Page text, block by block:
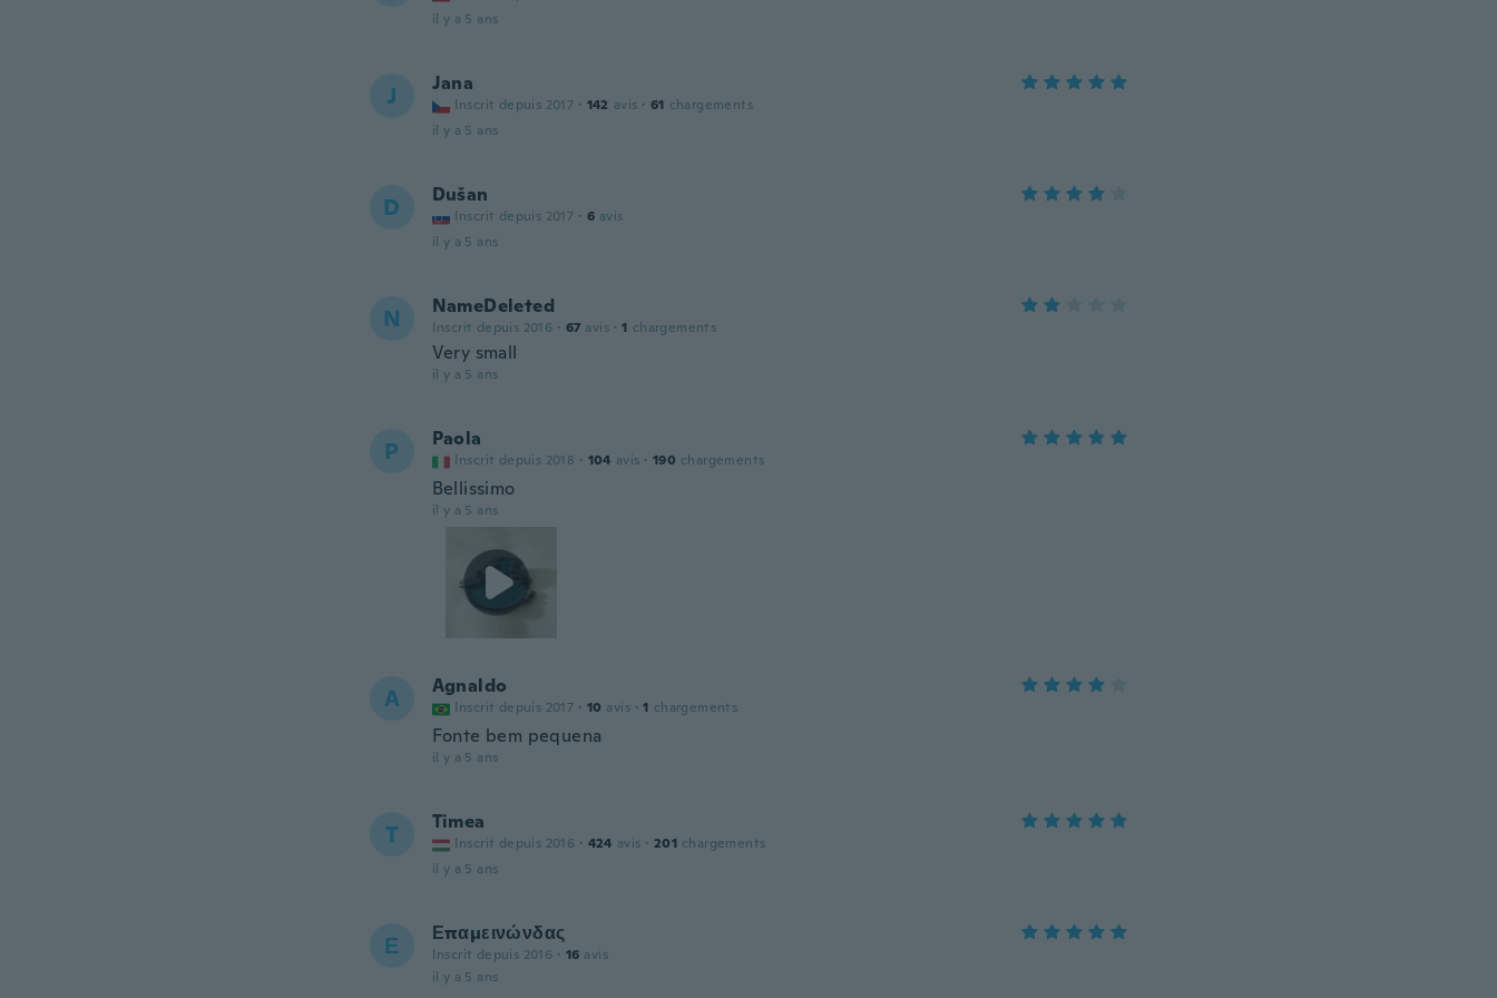
il y a 5 ans
J Jana
Inscrit depuis 2017 · 142 avis · 61 chargements
il y a 5 ans
D Dušan
Inscrit depuis 2017 · 6 avis
il y a 5 ans
N NameDeleted
Inscrit depuis 2016 · 67 avis · 1 chargements
Very small
il y a 5 ans
P Paola
Inscrit depuis 2018 · 104 avis · 190 chargements
Bellissimo
il y a 5 ans
A Agnaldo
Inscrit depuis 2017 · 10 avis · 1 chargements
Fonte bem pequena
il y a 5 ans
T Timea
Inscrit depuis 2016 · 424 avis · 201 chargements
il y a 5 ans
Ε Επαμεινώνδας
Inscrit depuis 2016 · 16 avis
il y a 5 ans